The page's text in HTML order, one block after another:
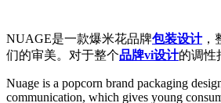
NUAGE是一款爆米花品牌包装设计，
们的审美。对于整个品牌vi设计的调性
Nuage is a popcorn brand packaging
communication, which gives young